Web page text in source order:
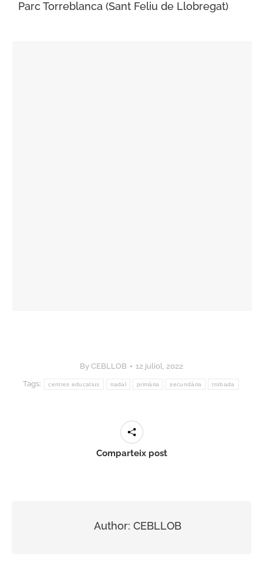
Parc Torreblanca (Sant Feliu de Llobregat)
By CEBLLOB 12 juliol, 2022
Tags: centres educatius nadal primària secundària trobada
Comparteix post
Author: CEBLLOB